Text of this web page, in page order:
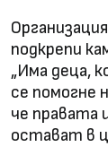
подкрепи
„Има деца,
се помогне
че правата
остават в